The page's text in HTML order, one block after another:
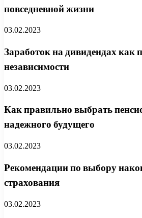
повседневной жизни
03.02.2023
Заработок на дивидендах как
независимости
03.02.2023
Как правильно выбрать
надежного будущего
03.02.2023
Рекомендации по выбору
страхования
03.02.2023